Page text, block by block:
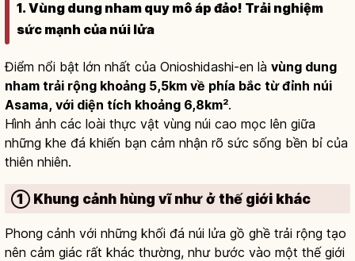
1. Vùng dung nham quy mô áp đảo! Trải nghiệm
sức mạnh của núi lửa
Điểm nổi bật lớn nhất của Onioshidashi-en là vùng dung
nham trải rộng khoảng 5,5km về phía bắc từ đỉnh núi
Asama, với diện tích khoảng 6,8km².
Hình ảnh các loài thực vật vùng núi cao mọc lên giữa
những khe đá khiến bạn cảm nhận rõ sức sống bền bỉ của
thiên nhiên.
① Khung cảnh hùng vĩ như ở thế giới khác
Phong cảnh với những khối đá núi lửa gồ ghề trải rộng tạo
nên cảm giác rất khác thường, như bước vào một thế giới